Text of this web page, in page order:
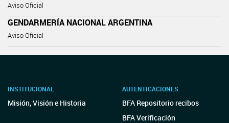
Aviso Oficial
GENDARMERÍA NACIONAL ARGENTINA
Aviso Oficial
INSTITUCIONAL
Misión, Visión e Historia
AUTENTICACIONES
BFA Repositorio recibos
BFA Verificación